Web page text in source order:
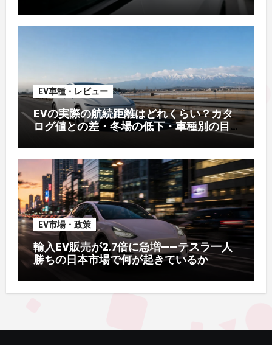
EV車種・レビュー
EVの実際の航続距離はどれくらい？カタ
ログ値との差・冬場の低下・車種別の目
EV市場・政策
輸入EV販売が2.7倍に急増——テスラ一人
勝ちの日本市場で何が起きているか